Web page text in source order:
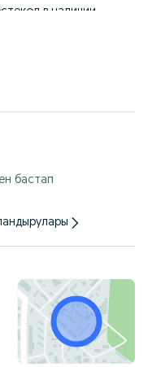
в наличии
бастап